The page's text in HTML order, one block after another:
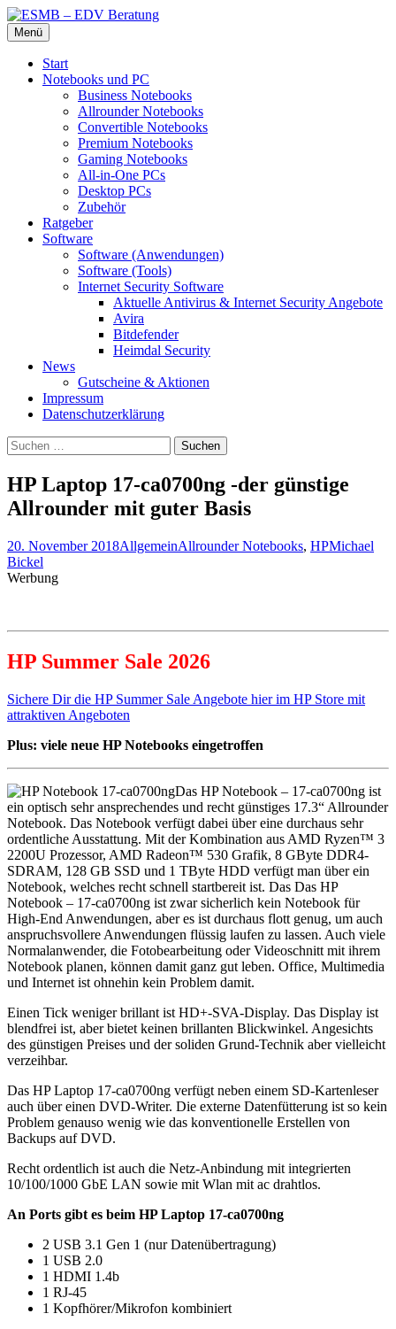
ESMB – EDV Beratung
Menü Zum
Inhalt
springen
Start
Notebooks und PC
Business Notebooks
Allrounder Notebooks
Convertible Notebooks
Premium Notebooks
Gaming Notebooks
All-in-One PCs
Desktop PCs
Zubehör
Ratgeber
Software
Software (Anwendungen)
Software (Tools)
Internet Security Software
Aktuelle Antivirus & Internet Security Angebote
Avira
Bitdefender
Heimdal Security
News
Gutscheine & Aktionen
Impressum
Datenschutzerklärung
Suche
nach:
HP Laptop 17-ca0700ng -der günstige
Allrounder mit guter Basis
20. November 2018AllgemeinAllrounder Notebooks, HPMichael
Bickel
Werbung
HP Summer Sale 2026
Sichere Dir die HP Summer Sale Angebote hier im HP Store mit
attraktiven Angeboten
Plus: viele neue HP Notebooks eingetroffen
Das HP Notebook – 17-ca0700ng ist
ein optisch sehr ansprechendes und recht günstiges 17.3“ Allrounder
Notebook. Das Notebook verfügt dabei über eine durchaus sehr
ordentliche Ausstattung. Mit der Kombination aus AMD Ryzen™ 3
2200U Prozessor, AMD Radeon™ 530 Grafik, 8 GByte DDR4-
SDRAM, 128 GB SSD und 1 TByte HDD verfügt man über ein
Notebook, welches recht schnell startbereit ist. Das Das HP
Notebook – 17-ca0700ng ist zwar sicherlich kein Notebook für
High-End Anwendungen, aber es ist durchaus flott genug, um auch
anspruchsvollere Anwendungen flüssig laufen zu lassen. Auch viele
Normalanwender, die Fotobearbeitung oder Videoschnitt mit ihrem
Notebook planen, können damit ganz gut leben. Office, Multimedia
und Internet ist ohnehin kein Problem damit.
Einen Tick weniger brillant ist HD+-SVA-Display. Das Display ist
blendfrei ist, aber bietet keinen brillanten Blickwinkel. Angesichts
des günstigen Preises und der soliden Grund-Technik aber vielleicht
verzeihbar.
Das HP Laptop 17-ca0700ng verfügt neben einem SD-Kartenleser
auch über einen DVD-Writer. Die externe Datenfütterung ist so kein
Problem genauso wenig wie das konventionelle Erstellen von
Backups auf DVD.
Recht ordentlich ist auch die Netz-Anbindung mit integrierten
10/100/1000 GbE LAN sowie mit Wlan mit ac drahtlos.
An Ports gibt es beim HP Laptop 17-ca0700ng
2 USB 3.1 Gen 1 (nur Datenübertragung)
1 USB 2.0
1 HDMI 1.4b
1 RJ-45
1 Kopfhörer/Mikrofon kombiniert